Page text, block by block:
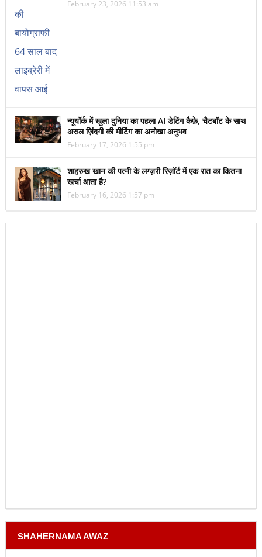
February 23, 2026 11:53 am
न्यूयॉर्क में खुला दुनिया का पहला AI डेटिंग कैफ़े, चैटबॉट के साथ
असल ज़िंदगी की मीटिंग का अनोखा अनुभव
February 17, 2026 1:55 pm
शाहरुख खान की पत्नी के लग्ज़री रिज़ॉर्ट में एक रात का कितना
खर्चा आता है?
February 16, 2026 1:57 pm
SHAHERNAMA AWAZ